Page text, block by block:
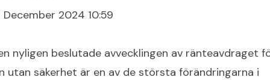
December 2024 10:59
nyligen beslutade avvecklingen av ränteavdraget
utan säkerhet är en av de största förändringarna i